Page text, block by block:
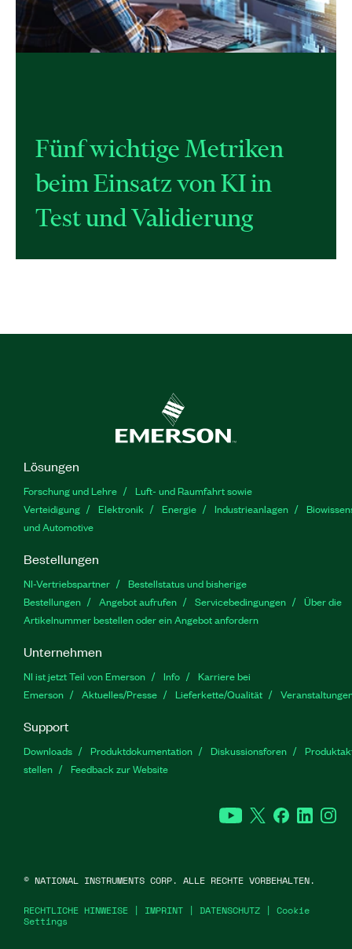
Fünf wichtige Metriken
beim Einsatz von KI in
Test und Validierung
Lösungen
Forschung und Lehre
Luft- und Raumfahrt sowie
Verteidigung
Elektronik Energie Industrieanlagen
und Automotive
Bestellungen
NI-Vertriebspartner
Bestellstatus und bisherige
Bestellungen
Angebot aufrufen Servicebedingungen
Über die
Artikelnummer bestellen oder ein Angebot anfordern
Unternehmen
NI ist jetzt Teil von Emerson Info
Karriere bei
Emerson
Aktuelles/Presse Lieferkette/Qualität
Support
Downloads Produktdokumentation Diskussionsforen
stellen
Feedback zur Website
YouTubeTwitterFacebook
RECHTLICHE HINWEISE | IMPRINT | DATENSCHUTZ | Cookie
Settings
© NATIONAL INSTRUMENTS CORP. ALLE RECHTE VORBEHALTEN.